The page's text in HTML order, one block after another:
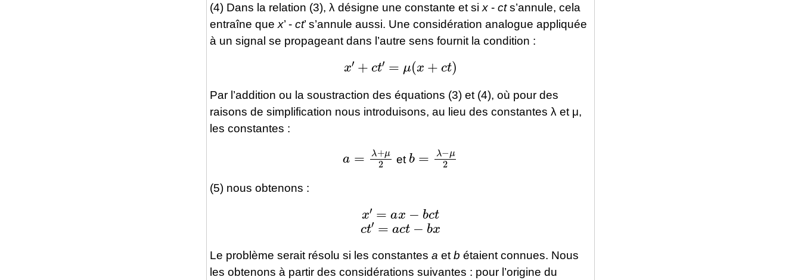
(4) Dans la relation (3), λ désigne une constante et si x - cts’annule, cela
entraîne que x’ - ct’ s’annule aussi. Une considération analogue appliquée
à un signal se propageant dans l’autre sens fournit la condition :
′+ c =μ c
Par l’addition ou la soustraction des équations (3) et (4), où pour des
raisons de simplification nous introduisons, au lieu des constantes λ et μ,
les constantes :
+μ2
et
b −μ2
(5) nous obtenons :
′=
ct′=a ct−bx
Le problème serait résolu si les constantes a et b étaient connues. Nous
les obtenons à partir des considérations suivantes : pour l’origine du